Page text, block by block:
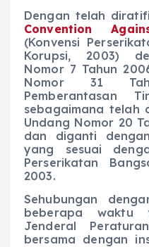
Dengan telah
Convention
(Konvensi
Korupsi, 2003)
Nomor 7 Tahun
Nomor 31
Pemberantasan
sebagaimana telah
Undang Nomor 20
dan diganti
yang sesuai
Perserikatan
2003.
Sehubungan
beberapa waktu
Jenderal
bersama dengan